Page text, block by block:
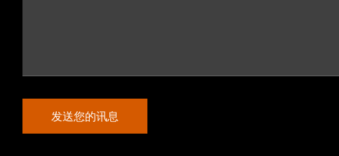
发送您的讯息